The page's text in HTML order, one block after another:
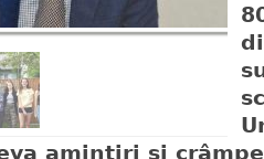
amintiri și